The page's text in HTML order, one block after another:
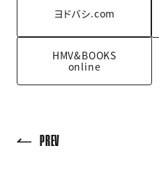
ヨドバシ.com
HMV&BOOKS
online
PREV